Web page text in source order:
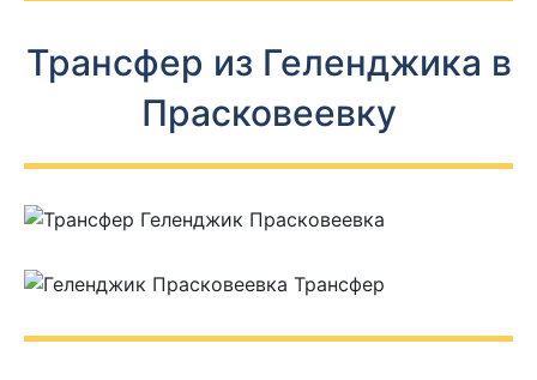
Трансфер из Геленджика в
Прасковеевку